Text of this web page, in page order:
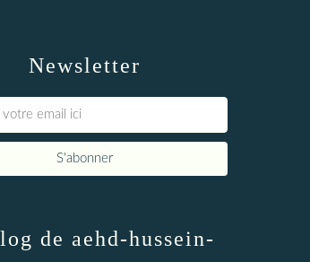
Newsletter
de aehd-hussein-